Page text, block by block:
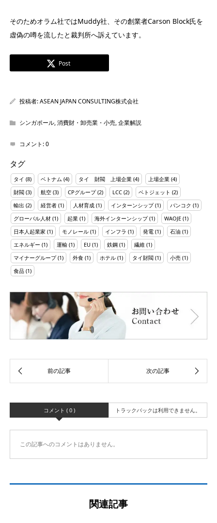
そのためオラム社ではMuddy社、その創業者Carson Block氏を
虚偽の噂を流したと裁判所へ訴えています。
Post
投稿者:ASEAN JAPAN CONSULTING株式会社
シンガポール,消費財・卸売業・小売,企業解説
コメント:0
タグ
タイ (8) ベトナム (4) タイ 財閥 上場企業 (4) 上場企業 (4)
財閥 (3) 航空 (3) CPグループ(2) LCC (2) ベトジェット (2)
輸出 (2) 経営者 (1) 人材育成 (1) インターンシップ(1) バンコク (1)
グローバル人材 (1) 起業 (1) 海外インターンシップ(1) WAOJE (1)
日本人起業家 (1) モノレール (1) インフラ (1) 発電 (1) 石油 (1)
エネルギー (1) 運輸 (1) EU (1) 鉄鋼 (1) 繊維 (1)
マイナーグループ(1) 外食 (1) ホテル (1) タイ財閥 (1) 小売 (1)
食品 (1)
コメント ( 0 ) トラックバックは利用できません。
この記事へのコメントはありません。
関連記事